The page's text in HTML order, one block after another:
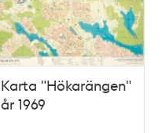
Karta "Hökarängen"
år 1969